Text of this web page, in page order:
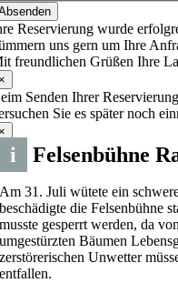
Reservierung wurde
uns gern um Ihre
freundlichen Grüßen Ihre
Senden Ihrer
Sie es später noch
i Felsenbühne
Am 31. Juli wütete ein
beschädigte die Felsenbühne
musste gesperrt werden, da
umgestürzten Bäumen
zerstörerischen Unwetter
entfallen.